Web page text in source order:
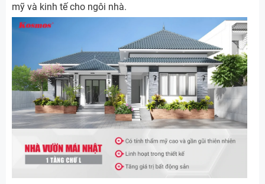
mỹ và kinh tế cho ngôi nhà.